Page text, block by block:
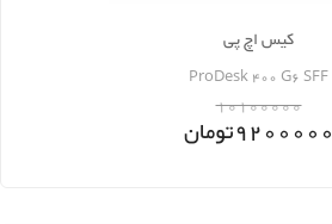
کیس اچ پی
ProDesk 400 G6 SFF
10100000
9200000تومان